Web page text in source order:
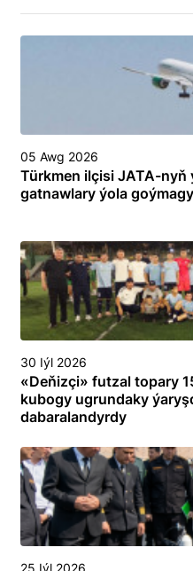
05 Awg 2026
Türkmen ilçisi JATA-
gatnawlary ýola
30 Iýl 2026
«Deňizçi» futzal topary
kubogy ugrundaky
dabaralandyrdy
25 Iýl 2026